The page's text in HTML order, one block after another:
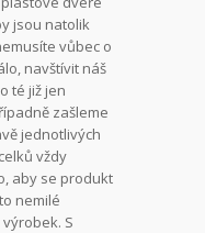
jsou natolik
vůbec o
navštívit náš
té již jen
zašleme
jednotlivých
vždy
aby se produkt
nemilé
S